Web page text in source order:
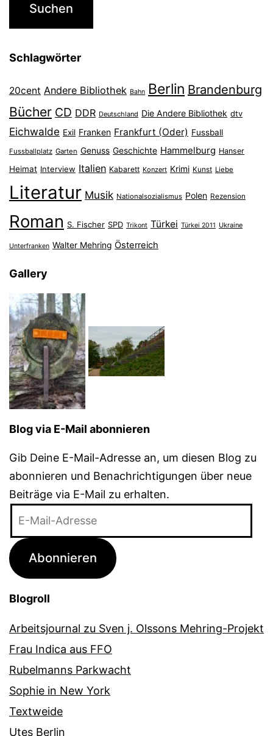
Schlagwörter
20cent Andere Bibliothek Bahn Berlin Brandenburg
Bücher CD DDR Deutschland Die Andere Bibliothek dtv
Eichwalde Exil Franken Frankfurt (Oder) Fussball
Fussballplatz Garten Genuss Geschichte Hammelburg Hanser
Heimat Interview Italien Kabarett Konzert Krimi Kunst Liebe
Literatur Musik Nationalsozialismus Polen Rezension
Roman S. Fischer SPD Trikont Türkei Türkei 2011 Ukraine
Unterfranken Walter Mehring Österreich
Gallery
Blog via E-Mail abonnieren
Gib Deine E-Mail-Adresse an, um diesen Blog zu
abonnieren und Benachrichtigungen über neue
Beiträge via E-Mail zu erhalten.
Adresse
Abonnieren
Blogroll
Arbeitsjournal zu Sven j. Olssons Mehring-Projekt
Frau Indica aus FFO
Rubelmanns Parkwacht
Sophie in New York
Textweide
Utes Berlin